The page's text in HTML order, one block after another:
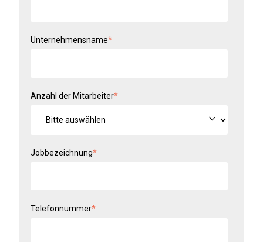
Unternehmensname*
Anzahl der Mitarbeiter*
Jobbezeichnung*
Telefonnummer*